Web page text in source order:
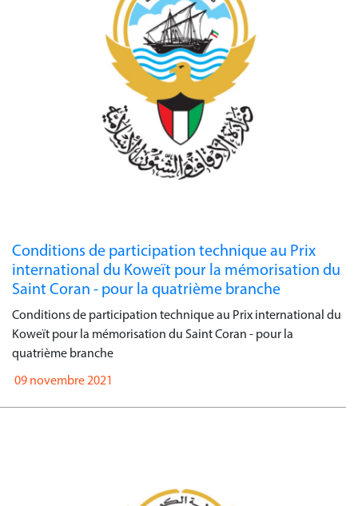
Conditions de participation technique au Prix
international du Koweït pour la mémorisation du
Saint Coran - pour la quatrième branche
Conditions de participation technique au Prix international du
Koweït pour la mémorisation du Saint Coran - pour la
quatrième branche
09 novembre 2021